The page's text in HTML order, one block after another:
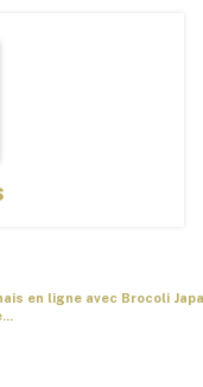
en ligne avec Brocoli